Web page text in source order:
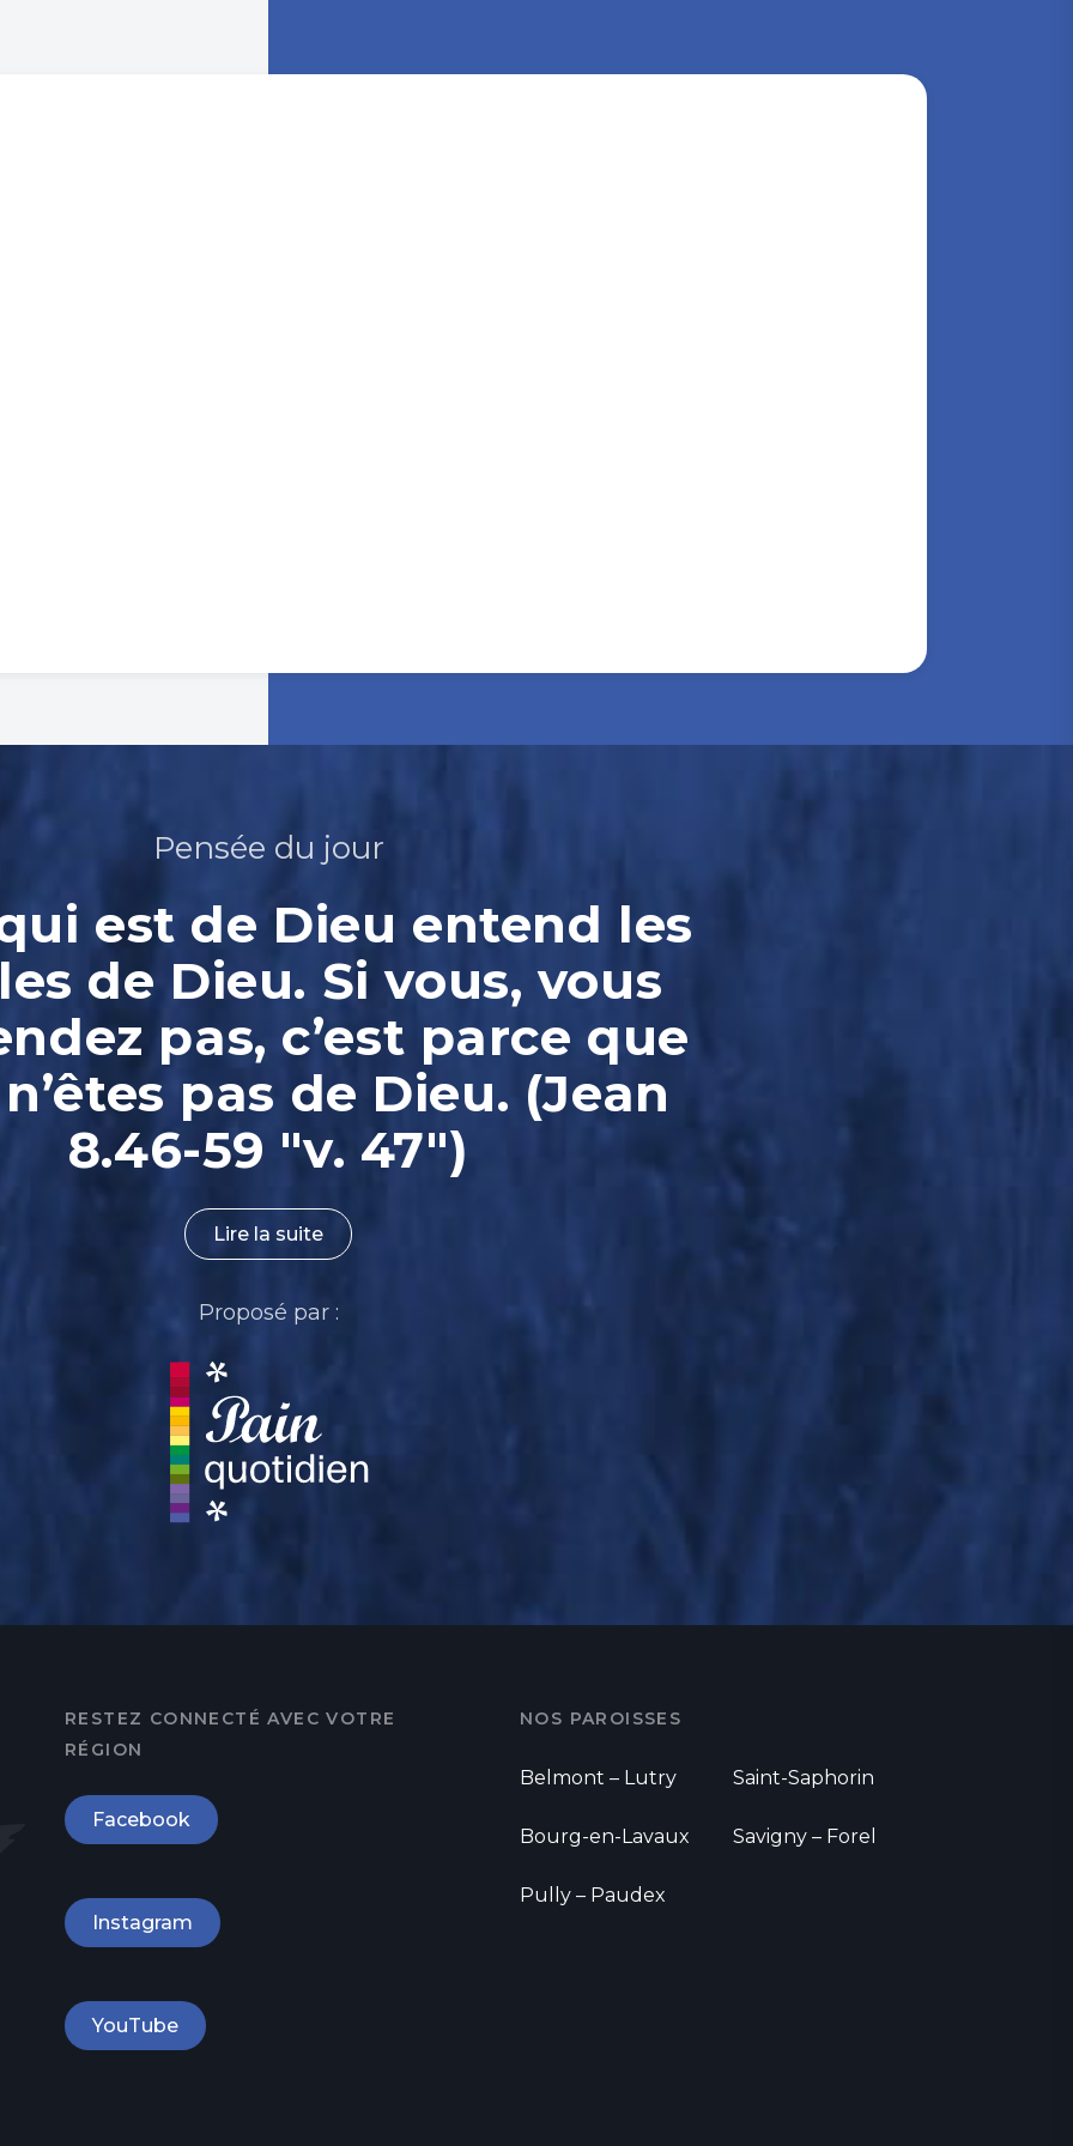
Pensée du jour
est de Dieu entend les
de Dieu. Si vous, vous
pas, c’est parce que
pas de Dieu. (Jean
8.46-59 "v. 47")
Lire la suite
Proposé par :
RESTEZ CONNECTÉ AVEC VOTRE
RÉGION
Facebook
Instagram
YouTube
NOS PAROISSES
Belmont – Lutry
Bourg-en-Lavaux
Pully – Paudex
Saint-Saphorin
Savigny – Forel